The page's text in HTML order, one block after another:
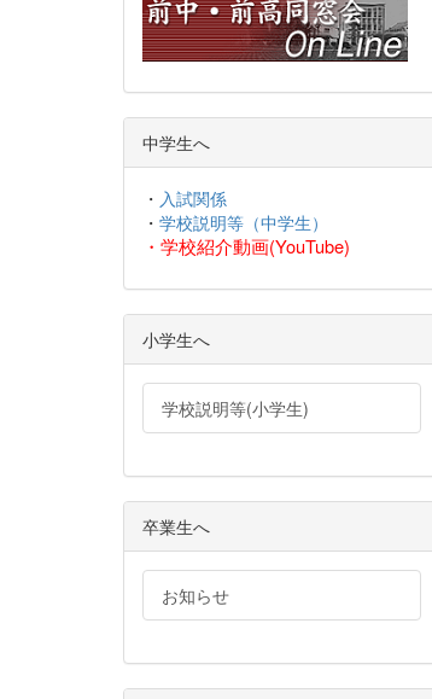
中学生へ
・ 入試関係
・ 学校説明等（中学生）
・ 学校紹介動画(YouTube)
小学生へ
学校説明等(小学生)
卒業生へ
お知らせ